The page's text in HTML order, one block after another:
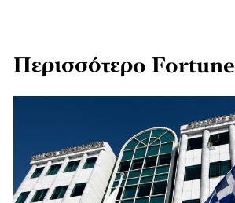
Περισσότερο Fortune